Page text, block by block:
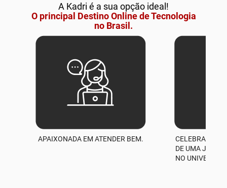
A Kadri é a sua opção ideal!
O principal Destino Online de Tecnologia
no Brasil.
APAIXONADA EM ATENDER BEM.
CELEBRAMOS
DE UMA
NO UNIVERSO